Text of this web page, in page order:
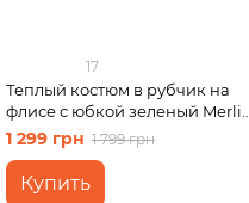
17
Теплый костюм в рубчик на
флисе с юбкой зеленый Merlini
Арно 100001344 размер L-XL
1 299 грн 1 799 грн
Купить